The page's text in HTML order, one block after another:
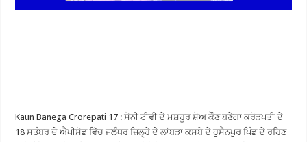
Kaun Banega Crorepati 17 : ਸੋਨੀ ਟੀਵੀ ਦੇ ਮਸ਼ਹੂਰ ਸ਼ੋਅ ਕੌਣ ਬਣੇਗਾ ਕਰੋੜਪਤੀ ਦੇ
18 ਸਤੰਬਰ ਦੇ ਐਪੀਸੋਡ ਵਿੱਚ ਜਲੰਧਰ ਜ਼ਿਲ੍ਹੇ ਦੇ ਲਾਂਬੜਾ ਕਸਬੇ ਦੇ ਹੁਸੈਨਪੁਰ ਪਿੰਡ ਦੇ ਰਹਿਣ